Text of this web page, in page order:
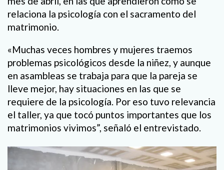
relaciona la psicología con el sacramento del
matrimonio.
«Muchas veces hombres y mujeres traemos
problemas psicológicos desde la niñez, y aunque
en asambleas se trabaja para que la pareja se
lleve mejor, hay situaciones en las que se
requiere de la psicología. Por eso tuvo relevancia
el taller, ya que tocó puntos importantes que los
matrimonios vivimos”, señaló el entrevistado.